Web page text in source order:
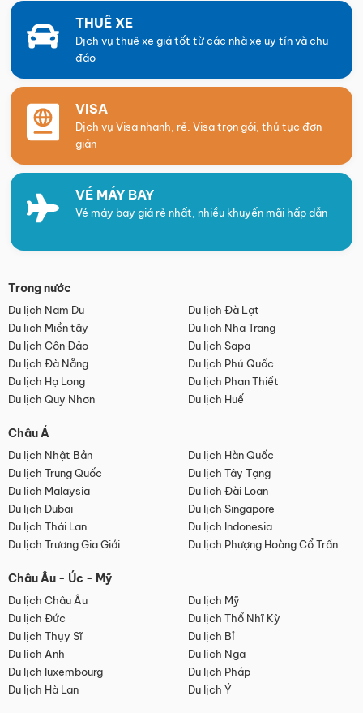
THUÊ XE
Dịch vụ thuê xe giá tốt từ các nhà xe uy tín và chu
đáo
VISA
Dịch vụ Visa nhanh, rẻ. Visa trọn gói, thủ tục đơn
giản
VÉ MÁY BAY
Vé máy bay giá rẻ nhất, nhiều khuyến mãi hấp dẫn
Trong nước
Du lịch Nam Du
Du lịch Đà Lạt
Du lịch Miền tây
Du lịch Nha Trang
Du lịch Côn Đảo
Du lịch Sapa
Du lịch Đà Nẵng
Du lịch Phú Quốc
Du lịch Hạ Long
Du lịch Phan Thiết
Du lịch Quy Nhơn
Du lịch Huế
Châu Á
Du lịch Nhật Bản
Du lịch Hàn Quốc
Du lịch Trung Quốc
Du lịch Tây Tạng
Du lịch Malaysia
Du lịch Đài Loan
Du lịch Dubai
Du lịch Singapore
Du lịch Thái Lan
Du lịch Indonesia
Du lịch Trương Gia Giới
Du lịch Phượng Hoàng Cổ Trấn
Châu Âu - Úc - Mỹ
Du lịch Châu Âu
Du lịch Mỹ
Du lịch Đức
Du lịch Thổ Nhĩ Kỳ
Du lịch Thụy Sĩ
Du lịch Bỉ
Du lịch Anh
Du lịch Nga
Du lịch luxembourg
Du lịch Pháp
Du lịch Hà Lan
Du lịch Ý